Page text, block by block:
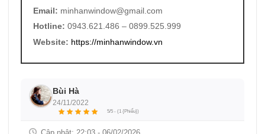
Email: minhanwindow@gmail.com
Hotline: 0943.621.486 – 0899.525.999
Website: https://minhanwindow.vn
Bùi Hà
24/11/2022
5/5 - (1 {Phiếu})